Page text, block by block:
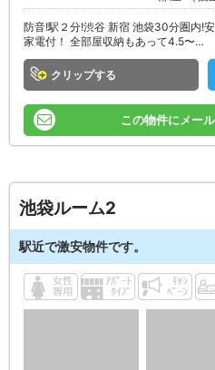
防音!駅２分!渋谷 新宿 池袋30分圏内!
家電付！ 全部屋収納もあって4.5〜…
クリップ
この物件にメー
池袋ルーム2
駅近で激安物件です。